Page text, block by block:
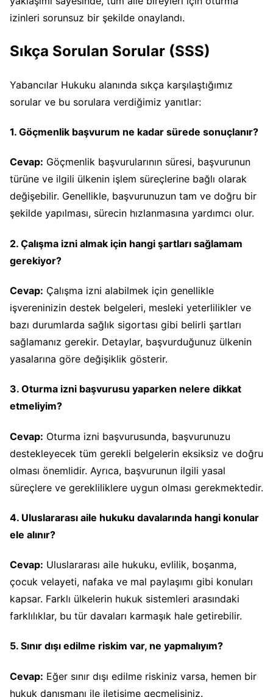
izinleri sorunsuz bir şekilde onaylandı.
Sıkça Sorulan Sorular (SSS)
Yabancılar Hukuku alanında sıkça karşılaştığımız
sorular ve bu sorulara verdiğimiz yanıtlar:
1. Göçmenlik başvurum ne kadar sürede sonuçlanır?
Cevap: Göçmenlik başvurularının süresi, başvurunun
türüne ve ilgili ülkenin işlem süreçlerine bağlı olarak
değişebilir. Genellikle, başvurunuzun tam ve doğru bir
şekilde yapılması, sürecin hızlanmasına yardımcı olur.
2. Çalışma izni almak için hangi şartları sağlamam
gerekiyor?
Cevap: Çalışma izni alabilmek için genellikle
işvereninizin destek belgeleri, mesleki yeterlilikler ve
bazı durumlarda sağlık sigortası gibi belirli şartları
sağlamanız gerekir. Detaylar, başvurduğunuz ülkenin
yasalarına göre değişiklik gösterir.
3. Oturma izni başvurusu yaparken nelere dikkat
etmeliyim?
Cevap: Oturma izni başvurusunda, başvurunuzu
destekleyecek tüm gerekli belgelerin eksiksiz ve doğru
olması önemlidir. Ayrıca, başvurunun ilgili yasal
süreçlere ve gerekliliklere uygun olması gerekmektedir.
4. Uluslararası aile hukuku davalarında hangi konular
ele alınır?
Cevap: Uluslararası aile hukuku, evlilik, boşanma,
çocuk velayeti, nafaka ve mal paylaşımı gibi konuları
kapsar. Farklı ülkelerin hukuk sistemleri arasındaki
farklılıklar, bu tür davaları karmaşık hale getirebilir.
5. Sınır dışı edilme riskim var, ne yapmalıyım?
Cevap: Eğer sınır dışı edilme riskiniz varsa, hemen bir
hukuk danışmanı ile iletişime geçmelisiniz.